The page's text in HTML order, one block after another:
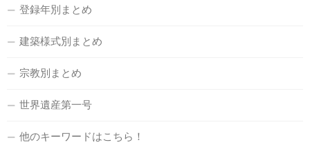
登録年別まとめ
建築様式別まとめ
宗教別まとめ
世界遺産第一号
他のキーワードはこちら！